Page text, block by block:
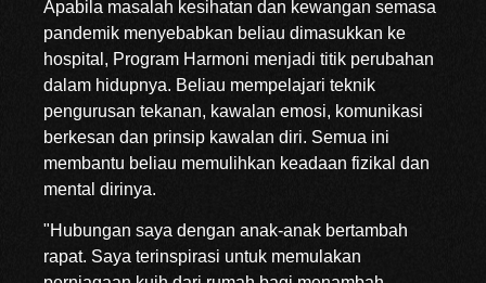
Apabila masalah kesihatan dan kewangan semasa
pandemik menyebabkan beliau dimasukkan ke
hospital, Program Harmoni menjadi titik perubahan
dalam hidupnya. Beliau mempelajari teknik
pengurusan tekanan, kawalan emosi, komunikasi
berkesan dan prinsip kawalan diri. Semua ini
membantu beliau memulihkan keadaan fizikal dan
mental dirinya.
"Hubungan saya dengan anak-anak bertambah
rapat. Saya terinspirasi untuk memulakan